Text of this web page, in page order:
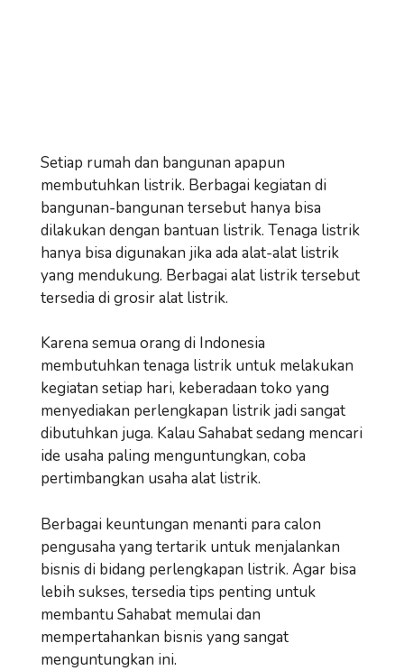
Setiap rumah dan bangunan apapun
membutuhkan listrik. Berbagai kegiatan di
bangunan-bangunan tersebut hanya bisa
dilakukan dengan bantuan listrik. Tenaga listrik
hanya bisa digunakan jika ada alat-alat listrik
yang mendukung. Berbagai alat listrik tersebut
tersedia di grosir alat listrik.
Karena semua orang di Indonesia
membutuhkan tenaga listrik untuk melakukan
kegiatan setiap hari, keberadaan toko yang
menyediakan perlengkapan listrik jadi sangat
dibutuhkan juga. Kalau Sahabat sedang mencari
ide usaha paling menguntungkan, coba
pertimbangkan usaha alat listrik.
Berbagai keuntungan menanti para calon
pengusaha yang tertarik untuk menjalankan
bisnis di bidang perlengkapan listrik. Agar bisa
lebih sukses, tersedia tips penting untuk
membantu Sahabat memulai dan
mempertahankan bisnis yang sangat
menguntungkan ini.